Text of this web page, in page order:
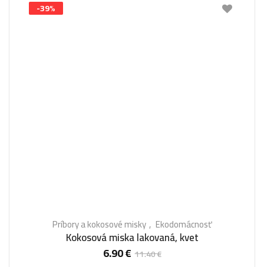
-39%
Príbory a kokosové misky Ekodomácnosť
Kokosová miska lakovaná, kvet
11.40€
6.90€